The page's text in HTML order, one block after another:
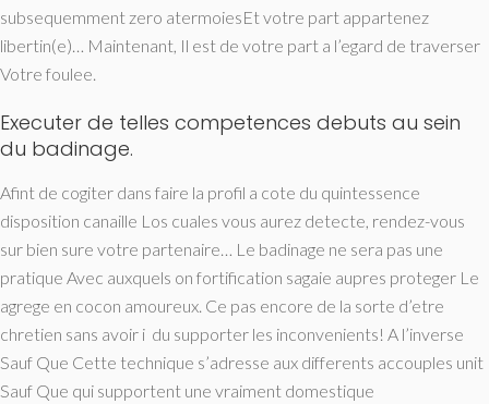
subsequemment zero atermoiesEt votre part appartenez
libertin(e)… Maintenant, Il est de votre part a l’egard de traverser
Votre foulee.
Executer de telles competences debuts au sein
du badinage.
Afint de cogiter dans faire la profil a cote du quintessence
disposition canaille Los cuales vous aurez detecte, rendez-vous
sur bien sure votre partenaire… Le badinage ne sera pas une
pratique Avec auxquels on fortification sagaie aupres proteger Le
agrege en cocon amoureux. Ce pas encore de la sorte d’etre
chretien sans avoir i du supporter les inconvenients! A l’inverse
Sauf Que Cette technique s’adresse aux differents accouples unit
Sauf Que qui supportent une vraiment domestique